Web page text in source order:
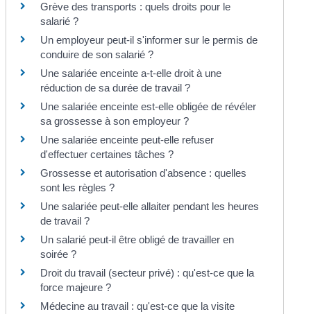
Grève des transports : quels droits pour le
salarié ?
Un employeur peut-il s'informer sur le permis de
conduire de son salarié ?
Une salariée enceinte a-t-elle droit à une
réduction de sa durée de travail ?
Une salariée enceinte est-elle obligée de révéler
sa grossesse à son employeur ?
Une salariée enceinte peut-elle refuser
d'effectuer certaines tâches ?
Grossesse et autorisation d'absence : quelles
sont les règles ?
Une salariée peut-elle allaiter pendant les heures
de travail ?
Un salarié peut-il être obligé de travailler en
soirée ?
Droit du travail (secteur privé) : qu'est-ce que la
force majeure ?
Médecine au travail : qu'est-ce que la visite